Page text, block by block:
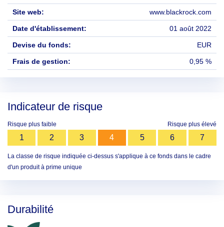
Site web: www.blackrock.com
Date d'établissement: 01 août 2022
Devise du fonds: EUR
Frais de gestion: 0,95 %
Indicateur de risque
Risque plus faible Risque plus élevé
1 2 3 4 5 6 7
La classe de risque indiquée ci-dessus s'applique à ce fonds dans le cadre
d'un produit à prime unique
Durabilité